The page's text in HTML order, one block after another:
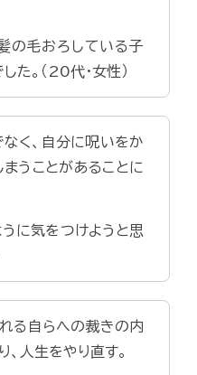
の毛おろしている子
た。（20代・女性）
く、自分に呪いをか
うことがあることに
に気をつけようと思
る自らへの裁きの内
人生をやり直す。